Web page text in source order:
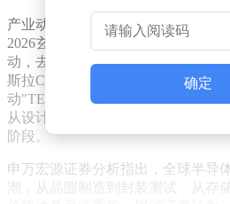
产业动态方面，阿里巴巴达摩院宣
2026玄铁RISC-V生态大会。作为
动，去年该大会曾发布行业内首款
斯拉CEO马斯克同步披露，SpaceX
动"TERAFAB"超级芯片项目，计
从设计到封测的全产业链布局，这
阶段。
申万宏源证券分析指出，全球半导
潮，从晶圆制造到封装测试，从存
确定